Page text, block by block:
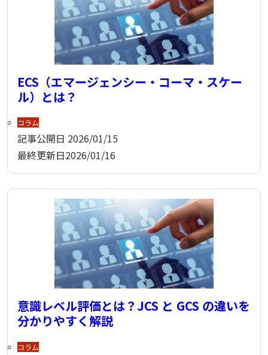
ECS（エマージェンシー・コーマ・スケー
ル）とは？
コラム
記事公開日 2026/01/15
最終更新日2026/01/16
意識レベル評価とは？JCS と GCS の違いを
分かりやすく解説
コラム